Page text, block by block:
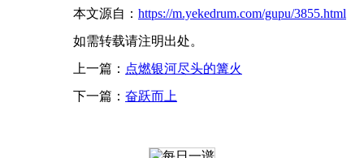
本文源自： https://m.yekedrum.com/gupu/3855.html
如需转载请注明出处。
上一篇： 点燃银河尽头的篝火
下一篇： 奋跃而上